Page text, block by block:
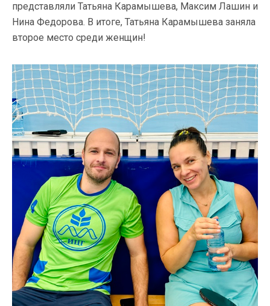
представляли Татьяна Карамышева, Максим Лашин и
Нина Федорова. В итоге, Татьяна Карамышева заняла
второе место среди женщин!